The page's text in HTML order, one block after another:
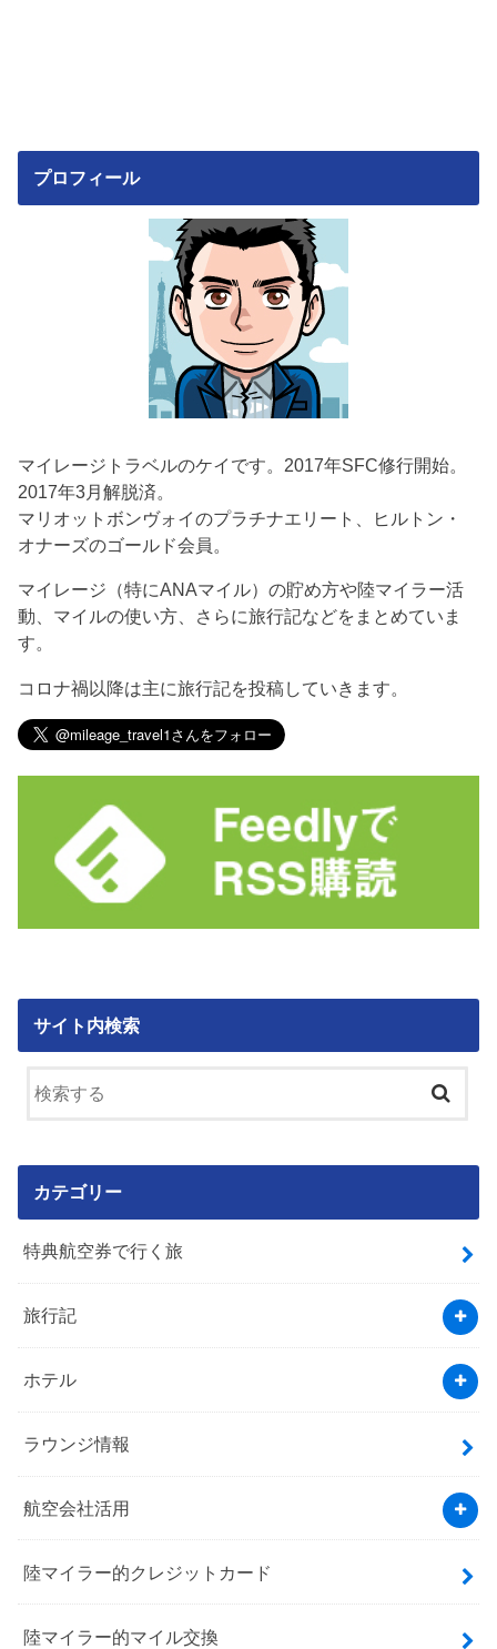
プロフィール
マイレージトラベルのケイです。2017年SFC修行開始。
2017年3月解脱済。
マリオットボンヴォイのプラチナエリート、ヒルトン・
オナーズのゴールド会員。
マイレージ（特にANAマイル）の貯め方や陸マイラー活
動、マイルの使い方、さらに旅行記などをまとめていま
す。
コロナ禍以降は主に旅行記を投稿していきます。
サイト内検索
カテゴリー
特典航空券で行く旅
旅行記
ホテル
ラウンジ情報
航空会社活用
陸マイラー的クレジットカード
陸マイラー的マイル交換